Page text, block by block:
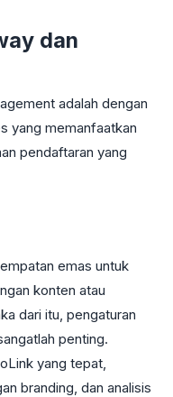
dan
adalah dengan
yang memanfaatkan
pendaftaran yang
emas untuk
konten atau
dari itu, pengaturan
penting.
yang tepat,
branding, dan analisis